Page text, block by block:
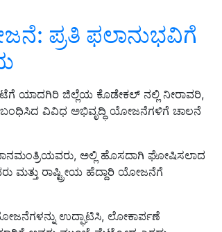
ಪ್ರತಿ ಫಲಾನುಭವಿಗೆ
ಯಾದಗಿರಿ ಜಿಲ್ಲೆಯ ಕೊಡೇಕಲ್ ನಲ್ಲಿ ನೀರಾವರಿ,
ವಿವಿಧ ಅಭಿವೃದ್ಧಿ ಯೋಜನೆಗಳಿಗೆ ಚಾಲನೆ
ಅಲ್ಲಿ ಹೊಸದಾಗಿ ಘೋಷಿಸಲಾದ
ಮತ್ತು ರಾಷ್ಟ್ರೀಯ ಹೆದ್ದಾರಿ ಯೋಜನೆಗೆ
ಉದ್ಘಾಟಿಸಿ, ಲೋಕಾರ್ಪಣೆ